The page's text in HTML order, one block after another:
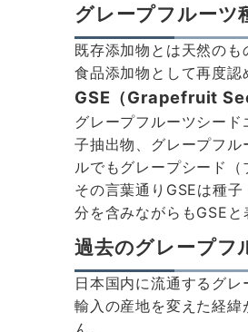
グレープフルーツ
既存添加物とは天然の
食品添加物として再度認
GSE（Grapefruit
グレープフルーツシー
子抽出物、グレープフ
ルでもグレープシード（
その言葉通りGSEは種
分を含みながらもGSEと
過去のグレープフ
日本国内に流通するグ
輸入の産地を変えた経
ん。